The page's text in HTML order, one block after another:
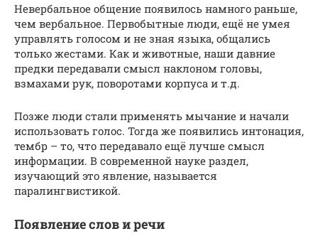
Невербальное общение появилось намного раньше,
чем вербальное. Первобытные люди, ещё не умея
управлять голосом и не зная языка, общались
только жестами. Как и животные, наши давние
предки передавали смысл наклоном головы,
взмахами рук, поворотами корпуса и т.д.
Позже люди стали применять мычание и начали
использовать голос. Тогда же появились интонация,
тембр – то, что передавало ещё лучше смысл
информации. В современной науке раздел,
изучающий это явление, называется
паралингвистикой.
Появление слов и речи